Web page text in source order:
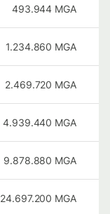
493.944 MGA
1.234.860 MGA
2.469.720 MGA
4.939.440 MGA
9.878.880 MGA
24.697.200 MGA